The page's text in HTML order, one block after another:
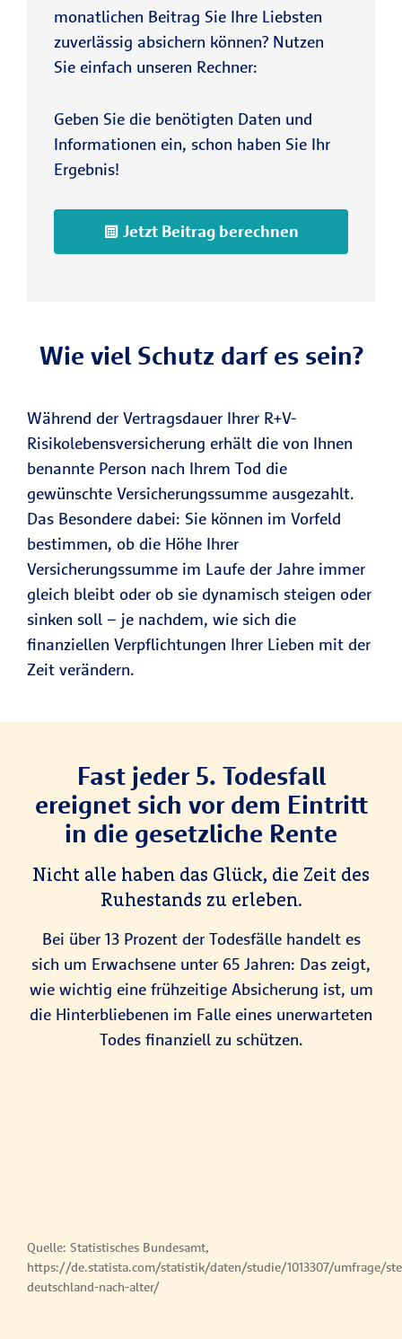
monatlichen Beitrag Sie Ihre Liebsten
zuverlässig absichern können? Nutzen
Sie einfach unseren Rechner:
Geben Sie die benötigten Daten und
Informationen ein, schon haben Sie Ihr
Ergebnis!
Jetzt Beitrag berechnen
Wie viel Schutz darf es sein?
Während der Vertragsdauer Ihrer R+V-
Risikolebensversicherung erhält die von Ihnen
benannte Person nach Ihrem Tod die
gewünschte Versicherungssumme ausgezahlt.
Das Besondere dabei: Sie können im Vorfeld
bestimmen, ob die Höhe Ihrer
Versicherungssumme im Laufe der Jahre immer
gleich bleibt oder ob sie dynamisch steigen oder
sinken soll – je nachdem, wie sich die
finanziellen Verpflichtungen Ihrer Lieben mit der
Zeit verändern.
Fast jeder 5. Todesfall
ereignet sich vor dem Eintritt
in die gesetzliche Rente
Nicht alle haben das Glück, die Zeit des
Ruhestands zu erleben.
Bei über 13 Prozent der Todesfälle handelt es
sich um Erwachsene unter 65 Jahren: Das zeigt,
wie wichtig eine frühzeitige Absicherung ist, um
die Hinterbliebenen im Falle eines unerwarteten
Todes finanziell zu schützen.
Quelle: Statistisches Bundesamt,
https://de.statista.com/statistik/daten/studie/1013307/umfrage/
deutschland-nach-alter/